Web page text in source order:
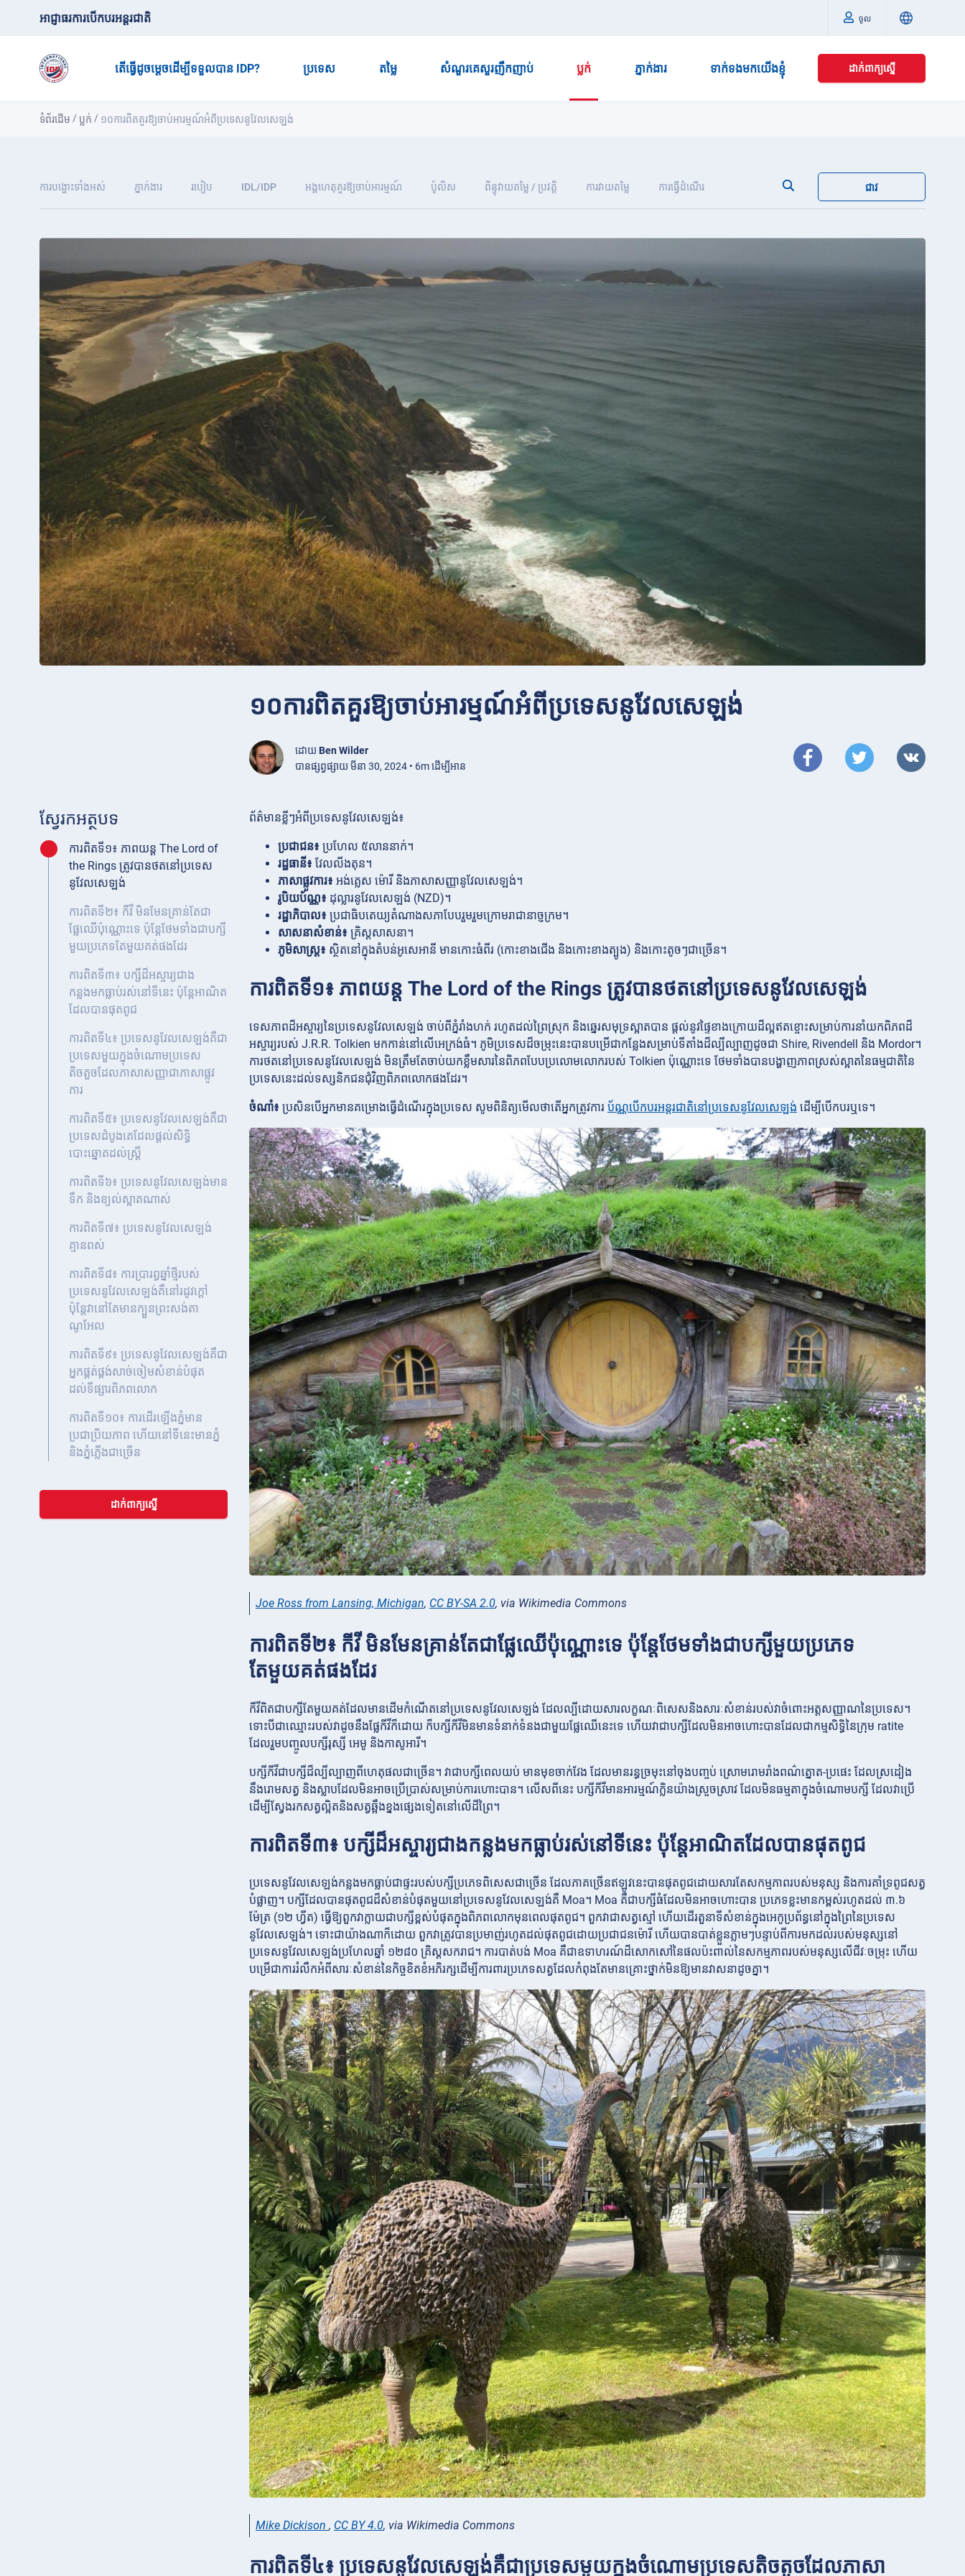
អាជ្ញាធរការបើកបរអន្តរជាតិ ចូល
តើធ្វើដូចម្តេចដើម្បីទទួលបាន IDP? ប្រទេស តម្លៃ សំណួរគេសួរញឹកញាប់ ប្លក់ ភ្នាក់ងារ ទាក់ទងមកយើងខ្ញុំ ដាក់ពាក្យស្នើ
ទំព័រដើម /ប្លក់ / ១០ការពិតគួរឱ្យចាប់អារម្មណ៍អំពីប្រទេសនូវែលសេឡង់
ការបង្ហោះទាំងអស់ ភ្នាក់ងារ របៀប IDL/IDP អង្គហេតុគួរឱ្យចាប់អារម្មណ៍ ប៉ូលិស ពិន្ទុវាយតម្លៃ / ប្រវត្តិ ការវាយតម្លៃ ការធ្វើដំណើរ ជាវ
១០ការពិតគួរឱ្យចាប់អារម្មណ៍អំពីប្រទេសនូវែលសេឡង់
ដោយ Ben Wilder
បានផ្សព្វផ្សាយ មីនា 30, 2024 • 6m ដើម្បីអាន
ស្វែរកអត្ថបទ
ការពិតទី១៖ ភាពយន្ត The Lord of
the Rings ត្រូវបានថតនៅប្រទេស
នូវែលសេឡង់
ការពិតទី២៖ កីវី មិនមែនគ្រាន់តែជា
ផ្លែឈើប៉ុណ្ណោះទេ ប៉ុន្តែថែមទាំងជាបក្សី
មួយប្រភេទតែមួយគត់ផងដែរ
ការពិតទី៣៖ បក្សីដ៏អស្ចារ្យជាង
កន្លងមកធ្លាប់រស់នៅទីនេះ ប៉ុន្តែអាណិត
ដែលបានផុតពូជ
ការពិតទី៤៖ ប្រទេសនូវែលសេឡង់គឺជា
ប្រទេសមួយក្នុងចំណោមប្រទេស
តិចតួចដែលភាសាសញ្ញាជាភាសាផ្លូវ
ការ
ការពិតទី៥៖ ប្រទេសនូវែលសេឡង់គឺជា
ប្រទេសដំបូងគេដែលផ្តល់សិទ្ធិ
បោះឆ្នោតដល់ស្ត្រី
ការពិតទី៦៖ ប្រទេសនូវែលសេឡង់មាន
ទឹក និងខ្យល់ស្អាតណាស់
ការពិតទី៧៖ ប្រទេសនូវែលសេឡង់
គ្មានពស់
ការពិតទី៨៖ ការប្រារព្ធឆ្នាំថ្មីរបស់
ប្រទេសនូវែលសេឡង់គឺនៅរដូវក្តៅ
ប៉ុន្តែវានៅតែមានក្បួនព្រះសង់តា
ណូអែល
ការពិតទី៩៖ ប្រទេសនូវែលសេឡង់គឺជា
អ្នកផ្គត់ផ្គង់សាច់ចៀមសំខាន់បំផុត
ដល់ទីផ្សារពិភពលោក
ការពិតទី១០៖ ការដើរឡើងភ្នំមាន
ប្រជាប្រិយភាព ហើយនៅទីនេះមានភ្នំ
និងភ្នំភ្លើងជាច្រើន
ដាក់ពាក្យស្នើ
ព័ត៌មានខ្លីៗអំពីប្រទេសនូវែលសេឡង់៖
ប្រជាជន៖ ប្រហែល ៥លាននាក់។
រដ្ឋធានី៖ វែលលីងតុន។
ភាសាផ្លូវការ៖ អង់គ្លេស ម៉ោរី និងភាសាសញ្ញានូវែលសេឡង់។
រូបិយប័ណ្ណ៖ ដុល្លារនូវែលសេឡង់ (NZD)។
រដ្ឋាភិបាល៖ ប្រជាធិបតេយ្យតំណាងសភាបែបរួមរួមក្រោមរាជានាច្ញក្រម។
សាសនាសំខាន់៖ គ្រិស្តសាសនា។
ភូមិសាស្ត្រ៖ ស្ថិតនៅក្នុងតំបន់អូសេអានី មានកោះធំពីរ (កោះខាងជើង និងកោះខាងត្បូង) និងកោះតូចៗជាច្រើន។
ការពិតទី១៖ ភាពយន្ត The Lord of the Rings ត្រូវបានថតនៅប្រទេសនូវែលសេឡង់
ទេសភាពដ៏អស្ចារ្យនៃប្រទេសនូវែលសេឡង់ ចាប់ពីភ្នំរាំងហក់ រហូតដល់ព្រៃស្រុក និងឆ្នេរសមុទ្រស្អាតបាន ផ្តល់នូវផ្ទៃខាងក្រោយដ៏ល្អឥតខ្ចោះសម្រាប់ការនាំយកពិភពដ៏
អស្ចារ្យរបស់ J.R.R. Tolkien មកកាន់នៅលើអេក្រង់ធំ។ ភូមិប្រទេសដ៏ចម្រុះនេះបានបម្រើជាកន្លែងសម្រាប់ទីតាំងដ៏ល្បីល្បាញដូចជា Shire, Rivendell និង Mordor។
ការថតនៅប្រទេសនូវែលសេឡង់ មិនត្រឹមតែចាប់យកខ្លឹមសារនៃពិភពបែបប្រលោមលោករបស់ Tolkien ប៉ុណ្ណោះទេ ថែមទាំងបានបង្ហាញភាពស្រស់ស្អាតនៃធម្មជាតិនៃ
ប្រទេសនេះដល់ទស្សនិកជនជុំវិញពិភពលោកផងដែរ។
ចំណាំ៖ ប្រសិនបើអ្នកមានគម្រោងធ្វើដំណើរក្នុងប្រទេស សូមពិនិត្យមើលថាតើអ្នកត្រូវការ ប័ណ្ណបើកបរអន្តរជាតិនៅប្រទេសនូវែលសេឡង់ ដើម្បីបើកបរឬទេ។
Joe Ross from Lansing, Michigan, CC BY-SA 2.0, via Wikimedia Commons
ការពិតទី២៖ កីវី មិនមែនគ្រាន់តែជាផ្លែឈើប៉ុណ្ណោះទេ ប៉ុន្តែថែមទាំងជាបក្សីមួយប្រភេទ
តែមួយគត់ផងដែរ
កីវីពិតជាបក្សីតែមួយគត់ដែលមានដើមកំណើតនៅប្រទេសនូវែលសេឡង់ ដែលល្បីដោយសារលក្ខណៈពិសេសនិងសារៈសំខាន់របស់វាចំពោះអត្តសញ្ញាណនៃប្រទេស។
ទោះបីជាឈ្មោះរបស់វាដូចនឹងផ្លែកីវីក៏ដោយ ក៏បក្សីកីវីមិនមានទំនាក់ទំនងជាមួយផ្លែឈើនេះទេ ហើយវាជាបក្សីដែលមិនអាចហោះបានដែលជាកម្មសិទ្ធិនៃក្រុម ratite
ដែលរួមបញ្ចូលបក្សីរុស្សី អេមូ និងកាសូអារី។
បក្សីកីវីជាបក្សីដ៏ល្បីល្បាញពីហេតុផលជាច្រើន។ វាជាបក្សីពេលយប់ មានមុខចាក់វែង ដែលមានរន្ធច្រមុះនៅចុងបញ្ចប់ ស្រោមរោមរាំងពណ៌ត្នោត-ប្រផេះ ដែលស្រដៀង
នឹងរោមសត្វ និងស្លាបដែលមិនអាចប្រើប្រាស់សម្រាប់ការហោះបាន។ លើសពីនេះ បក្សីកីវីមានអារម្មណ៍ក្លិនយ៉ាងស្រួចស្រាវ ដែលមិនធម្មតាក្នុងចំណោមបក្សី ដែលវាប្រើ
ដើម្បីស្វែងរកសត្វល្អិតនិងសត្វឆ្អឹងខ្នងផ្សេងទៀតនៅលើដីព្រៃ។
ការពិតទី៣៖ បក្សីដ៏អស្ចារ្យជាងកន្លងមកធ្លាប់រស់នៅទីនេះ ប៉ុន្តែអាណិតដែលបានផុតពូជ
ប្រទេសនូវែលសេឡង់កន្លងមកធ្លាប់ជាផ្ទះរបស់បក្សីប្រភេទពិសេសជាច្រើន ដែលភាគច្រើនឥឡូវនេះបានផុតពូជដោយសារតែសកម្មភាពរបស់មនុស្ស និងការគាំទ្រពូជសត្វ
បំផ្លាញ។ បក្សីដែលបានផុតពូជដ៏សំខាន់បំផុតមួយនៅប្រទេសនូវែលសេឡង់គឺ Moa។ Moa គឺជាបក្សីធំដែលមិនអាចហោះបាន ប្រភេទខ្លះមានកម្ពស់រហូតដល់ ៣.៦
ម៉ែត្រ (១២ ហ្វីត) ធ្វើឱ្យពួកវាក្លាយជាបក្សីខ្ពស់បំផុតក្នុងពិភពលោកមុនពេលផុតពូជ។ ពួកវាជាសត្វស្មៅ ហើយដើរតួនាទីសំខាន់ក្នុងអេកូប្រព័ន្ធនៅក្នុងព្រៃនៃប្រទេស
នូវែលសេឡង់។ ទោះជាយ៉ាងណាក៏ដោយ ពួកវាត្រូវបានប្រមាញ់រហូតដល់ផុតពូជដោយប្រជាជនម៉ោរី ហើយបានបាត់ខ្លួនភ្លាមៗបន្ទាប់ពីការមកដល់របស់មនុស្សនៅ
ប្រទេសនូវែលសេឡង់ប្រហែលឆ្នាំ ១២៨០ គ្រិស្តសករាជ។ ការបាត់បង់ Moa គឺជាឧទាហរណ៍ដ៏សោកសៅនៃផលប៉ះពាល់នៃសកម្មភាពរបស់មនុស្សលើជីវៈចម្រុះ ហើយ
បម្រើជាការរំលឹកអំពីសារៈសំខាន់នៃកិច្ចខិតខំអភិរក្សដើម្បីការពារប្រភេទសត្វដែលកំពុងតែមានគ្រោះថ្នាក់មិនឱ្យមានវាសនាដូចគ្នា។
Mike Dickison , CC BY 4.0, via Wikimedia Commons
ការពិតទី៤៖ ប្រទេសនូវែលសេឡង់គឺជាប្រទេសមួយក្នុងចំណោមប្រទេសតិចតួចដែលភាសា